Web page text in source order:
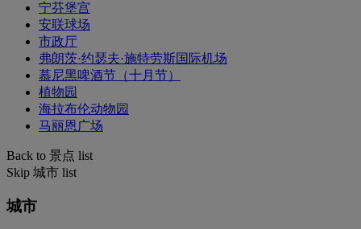
宁芬堡宫
安联球场
市政厅
弗朗茨·约瑟夫·施特劳斯国际机场
慕尼黑啤酒节（十月节）
植物园
海拉布伦动物园
马丽恩广场
Back to 景点 list
Skip 城市 list
城市